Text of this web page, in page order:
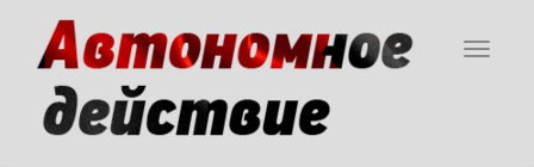
основному
содержанию
Toggle